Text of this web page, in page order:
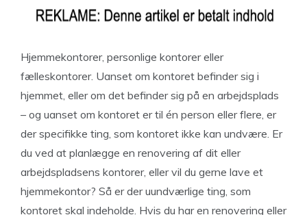
Hjemmekontorer, personlige kontorer eller
fælleskontorer. Uanset om kontoret befinder sig i
hjemmet, eller om det befinder sig på en arbejdsplads
– og uanset om kontoret er til én person eller flere, er
der specifikke ting, som kontoret ikke kan undvære. Er
du ved at planlægge en renovering af dit eller
arbejdspladsens kontorer, eller vil du gerne lave et
hjemmekontor? Så er der uundværlige ting, som
kontoret skal indeholde. Hvis du har en renovering eller